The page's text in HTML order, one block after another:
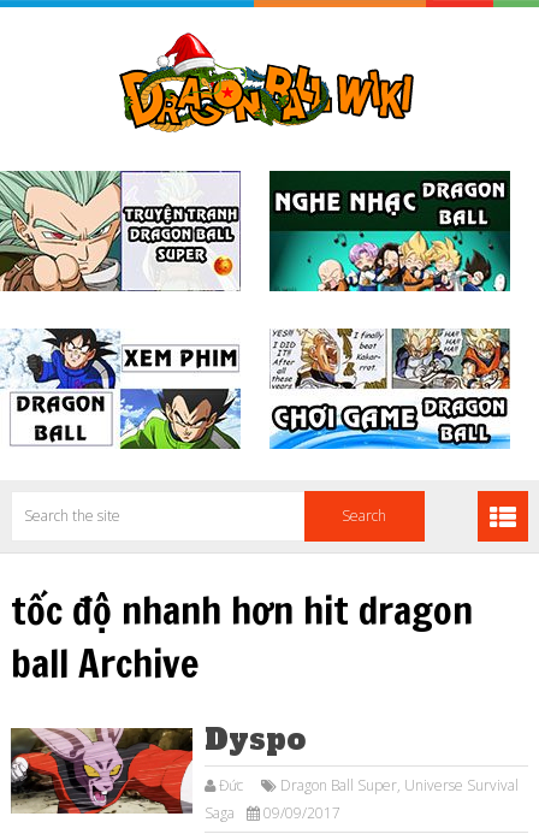
tốc độ nhanh hơn hit dragon
ball Archive
Dyspo
Đức Dragon Ball Super, Universe Survival
Saga
09/09/2017